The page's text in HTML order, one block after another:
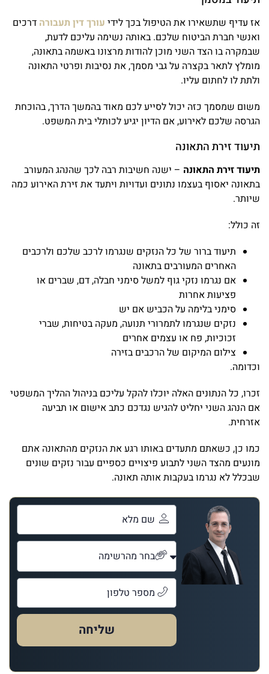
אז עדיף שתשאירו את הטיפול בכך לידי עורך דין תעבורה דרכים
ואנשי חברת הביטוח שלכם. באותה נשימה עליכם לדעת,
שבמקרה בו הצד השני מוכן להודות מרצונו באשמה בתאונה,
מומלץ לתאר בקצרה על גבי מסמך, את נסיבות ופרטי התאונה
ולתת לו לחתום עליו.
משום שמסמך כזה יכול לסייע לכם מאוד בהמשך הדרך, בהוכחת
הגרסה שלכם לאירוע, אם הדיון יגיע לכותלי בית המשפט.
תיעוד זירת התאונה
תיעוד זירת התאונה – ישנה חשיבות רבה לכך שהנהג המעורב
בתאונה יאסוף בעצמו נתונים ועדויות ויתעד את זירת האירוע כמה
שיותר.
זה כולל:
תיעוד ברור של כל הנזקים שנגרמו לרכב שלכם ולרכבים
האחרים המעורבים בתאונה
אם נגרמו נזקי גוף למשל סימני חבלה, דם, שברים או
פציעות אחרות
סימני בלימה על הכביש אם יש
נזקים שנגרמו לתמרורי תנועה, מעקה בטיחות, שברי
זכוכיות, פח או עצמים אחרים
צילום המיקום של הרכבים בזירה
וכדומה.
זכרו, כל הנתונים האלה יוכלו להקל עליכם בניהול ההליך המשפטי
אם הנהג השני יחליט להגיש נגדכם כתב אישום או תביעה
אזרחית.
כמו כן, כשאתם מתעדים באותו רגע את הנזקים מהתאונה אתם
מונעים מהצד השני לתבוע פיצויים כספיים עבור נזקים שונים
שבכלל לא נגרמו בעקבות אותה תאונה.
שליחה